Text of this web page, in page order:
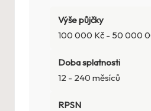
Výše půjčky
100 000 Kč - 50 000
Doba splatnosti
12 - 240 měsíců
RPSN